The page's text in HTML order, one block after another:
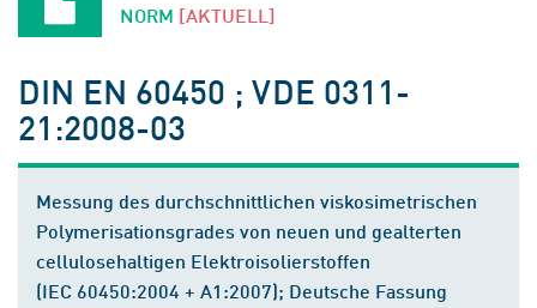
NORM [AKTUELL]
DIN EN 60450 ; VDE 0311-
21:2008-03
Messung des durchschnittlichen viskosimetrischen
Polymerisationsgrades von neuen und gealterten
cellulosehaltigen Elektroisolierstoffen
(IEC 60450:2004 + A1:2007); Deutsche Fassung